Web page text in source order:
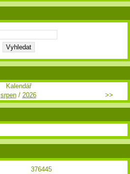
Kalendář
srpen/ 2026 >>
376445